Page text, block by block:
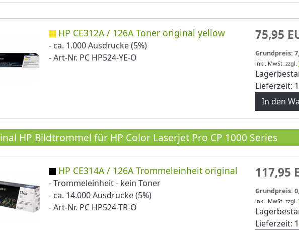
HP CE312A / 126A Toner original yellow
- ca. 1.000 Ausdrucke (5%)
- Art-Nr. PC HP524-YE-O
75,95
Grundpreis:
inkl. MwSt. zzgl.
Lieferzeit:
HP Bildtrommel für HP Color Laserjet Pro CP 1000 Series
HP CE314A / 126A Trommeleinheit original
- Trommeleinheit - kein Toner
- ca. 14.000 Ausdrucke (5%)
- Art-Nr. PC HP524-TR-O
117,95
Grundpreis:
inkl. MwSt. zzgl.
Lieferzeit: